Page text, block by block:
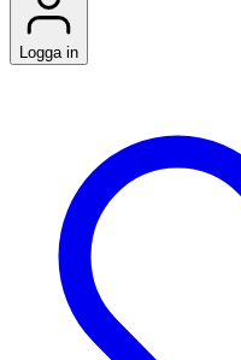
Logga in